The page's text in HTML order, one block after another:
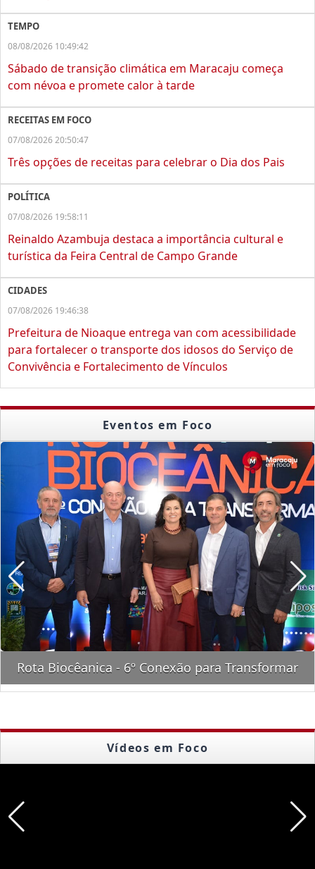
TEMPO
08/08/2026 10:49:42
Sábado de transição climática em Maracaju começa
com névoa e promete calor à tarde
RECEITAS EM FOCO
07/08/2026 20:50:47
Três opções de receitas para celebrar o Dia dos Pais
POLÍTICA
07/08/2026 19:58:11
Reinaldo Azambuja destaca a importância cultural e
turística da Feira Central de Campo Grande
CIDADES
07/08/2026 19:46:38
Prefeitura de Nioaque entrega van com acessibilidade
para fortalecer o transporte dos idosos do Serviço de
Convivência e Fortalecimento de Vínculos
Eventos em Foco
Almoço - Pré-Estreia FEGAMS 2026 - CTG Nova
Querência
Vídeos em Foco